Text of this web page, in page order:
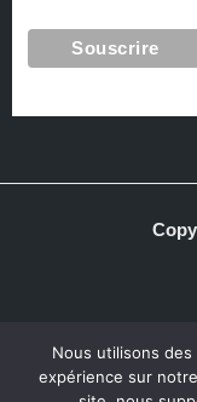
Nous utilisons
expérience sur